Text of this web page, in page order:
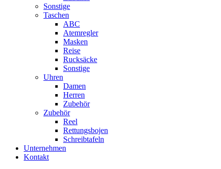
Sonstige
Taschen
ABC
Atemregler
Masken
Reise
Rucksäcke
Sonstige
Uhren
Damen
Herren
Zubehör
Zubehör
Reel
Rettungsbojen
Schreibtafeln
Unternehmen
Kontakt